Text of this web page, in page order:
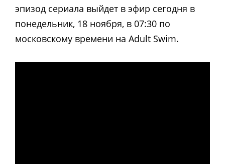
эпизод сериала выйдет в эфир сегодня в
понедельник, 18 ноября, в 07:30 по
московскому времени на Adult Swim.